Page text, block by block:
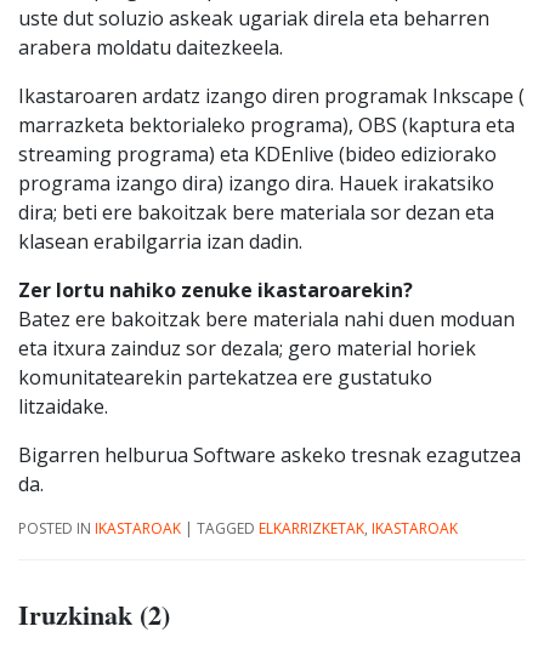
uste dut soluzio askeak ugariak direla eta beharren
arabera moldatu daitezkeela.
Ikastaroaren ardatz izango diren programak Inkscape (
marrazketa bektorialeko programa), OBS (kaptura eta
streaming programa) eta KDEnlive (bideo ediziorako
programa izango dira) izango dira. Hauek irakatsiko
dira; beti ere bakoitzak bere materiala sor dezan eta
klasean erabilgarria izan dadin.
Zer lortu nahiko zenuke ikastaroarekin?
Batez ere bakoitzak bere materiala nahi duen moduan
eta itxura zainduz sor dezala; gero material horiek
komunitatearekin partekatzea ere gustatuko
litzaidake.
Bigarren helburua Software askeko tresnak ezagutzea
da.
POSTED IN IKASTAROAK | TAGGED ELKARRIZKETAK, IKASTAROAK
Iruzkinak (2)